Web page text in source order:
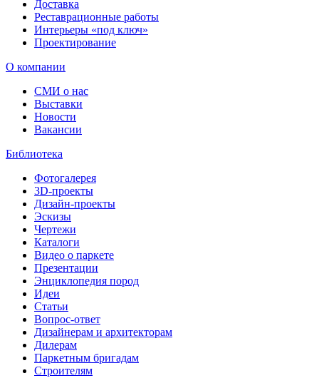
Доставка
Реставрационные работы
Интерьеры «под ключ»
Проектирование
О компании
СМИ о нас
Выставки
Новости
Вакансии
Библиотека
Фотогалерея
3D-проекты
Дизайн-проекты
Эскизы
Чертежи
Каталоги
Видео о паркете
Презентации
Энциклопедия пород
Идеи
Статьи
Вопрос-ответ
Дизайнерам и архитекторам
Дилерам
Паркетным бригадам
Строителям